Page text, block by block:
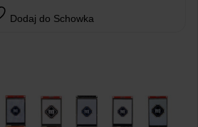
Dodaj do Schowka